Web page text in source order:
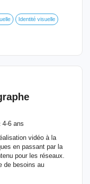
Identité visuelle
4-6 ans
vidéo à la
en passant par la
pour les réseaux.
de besoins au